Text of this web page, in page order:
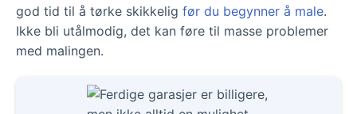
god tid til å tørke skikkelig før du begynner å male.
Ikke bli utålmodig, det kan føre til masse problemer
med malingen.